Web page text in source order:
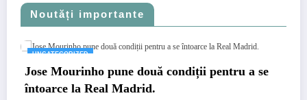
Noutăți importante
UNCATEGORIZED
Jose Mourinho pune două condiții pentru a se
întoarce la Real Madrid.